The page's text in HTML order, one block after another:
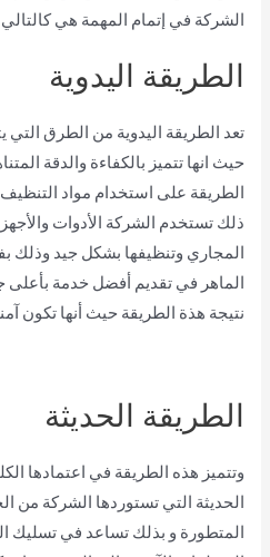
الشركة في إتمام المهمة هي كالتالي
الطريقة اليدوية
تعد الطريقة اليدوية من الطرق
حيث انها تتميز بالكفاءة والدقة
الطريقة على استخدام مواد التنظيف
ذلك تستخدم الشركة الأدوات
المجاري وتنظيفها بشكل جيد وذلك
الماهر في تقديم أفضل خدمة
نتيجة هذة الطريقة حيث أنها تكون
الطريقة الحديثة
وتتميز هذه الطريقة في اعتمادها
الحديثة التي تستوردها الشركة من
المتطورة و بذلك تساعد في تسليك